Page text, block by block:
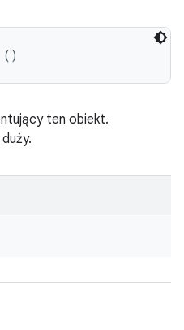
()
ten obiekt.